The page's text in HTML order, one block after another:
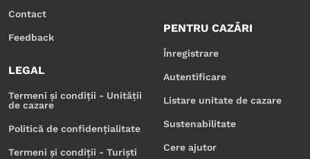
Contact
Feedback
LEGAL
Termeni și condiții - Unității
de cazare
Politică de confidențialitate
Termeni și condiții - Turiști
PENTRU CAZĂRI
Înregistrare
Autentificare
Listare unitate de cazare
Sustenabilitate
Cere ajutor